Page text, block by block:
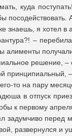
куда
знаешь, я хотел в
–
алименты
решение, –
принципиальный,
то на пару
в отпуск
к первому
задумчиво перед
развернулся и